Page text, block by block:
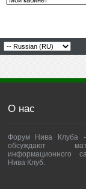
О нас
Форум Нива Клуба
обсуждают
информационного
Нива Клуб.